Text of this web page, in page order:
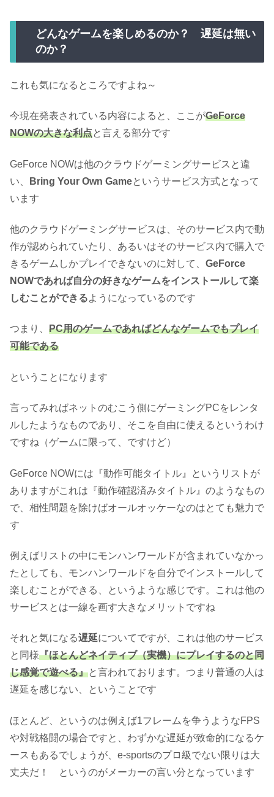
どんなゲームを楽しめるのか？ 遅延は無い
のか？
これも気になるところですよね～
今現在発表されている内容によると、ここがGeForce
NOWの大きな利点と言える部分です
GeForce NOWは他のクラウドゲーミングサービスと違
い、
Bring Your Own Gameというサービス方式となって
います
他のクラウドゲーミングサービスは、そのサービス内で動
作が認められていたり、あるいはそのサービス内で購入で
きるゲームしかプレイできないのに対して、 GeForce
NOWであれば自分の好きなゲームをインストールして楽
しむことができるようになっているのです
つまり、 PC用のゲームであればどんなゲームでもプレイ
可能である
ということになります
言ってみればネットのむこう側にゲーミングPCをレンタ
ルしたようなものであり、そこを自由に使えるというわけ
ですね（ゲームに限って、ですけど）
GeForce NOWには『動作可能タイトル』というリストが
ありますがこれは『動作確認済みタイトル』のようなもの
で、相性問題を除けばオールオッケーなのはとても魅力で
す
例えばリストの中にモンハンワールドが含まれていなかっ
たとしても、モンハンワールドを自分でインストールして
楽しむことができる、というような感じです。これは他の
サービスとは一線を画す大きなメリットですね
それと気になる遅延についてですが、これは他のサービス
と同様『ほとんどネイティブ（実機）にプレイするのと同
じ感覚で遊べる』と言われております。つまり普通の人は
遅延を感じない、ということです
ほとんど、というのは例えば1フレームを争うようなFPS
や対戦格闘の場合ですと、わずかな遅延が致命的になるケ
ースもあるでしょうが、e-sportsのプロ級でない限りは大
丈夫だ！ というのがメーカーの言い分となっています